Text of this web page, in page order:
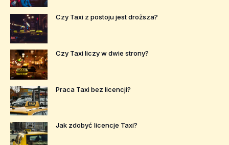
Czy Taxi z postoju jest droższa?
Czy Taxi liczy w dwie strony?
Praca Taxi bez licencji?
Jak zdobyć licencje Taxi?